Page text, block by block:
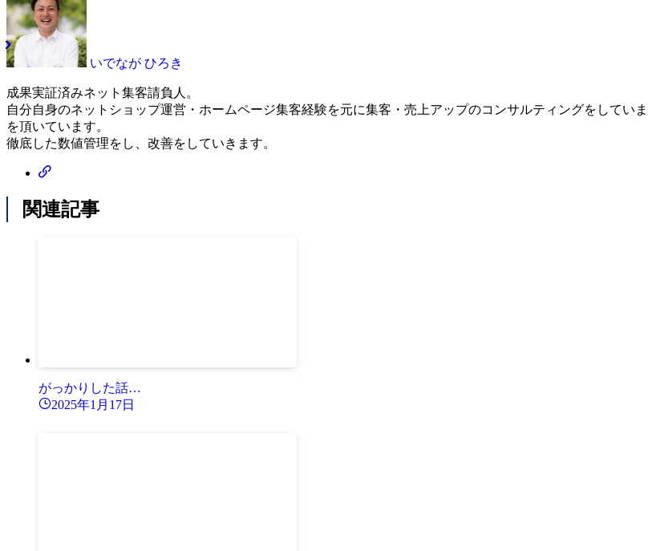
いでなが ひろき
成果実証済みネット集客請負人。
自分自身のネットショップ運営・ホームページ集客経験を元に集客・売上アップのコンサルティングをしてい
を頂いています。
徹底した数値管理をし、改善をしていきます。
関連記事
がっかりした話…
2025年1月17日